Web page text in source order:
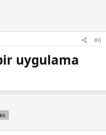
#6
uygulama